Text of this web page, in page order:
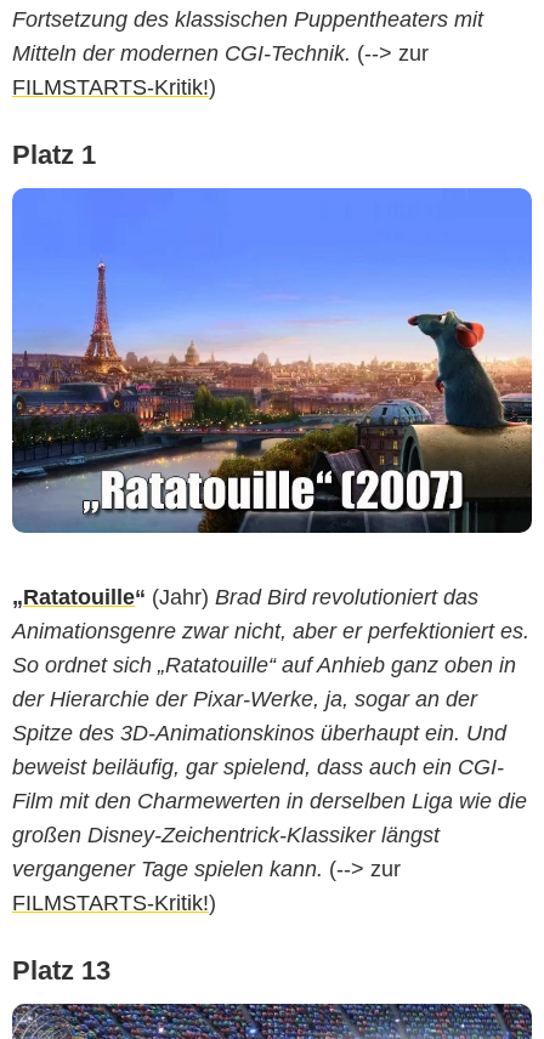
Fortsetzung des klassischen Puppentheaters mit
Mitteln der modernen CGI-Technik. (--> zur
FILMSTARTS-Kritik!)
Platz 1
„Ratatouille“ (Jahr) Brad Bird revolutioniert das
Animationsgenre zwar nicht, aber er perfektioniert es.
So ordnet sich „Ratatouille“ auf Anhieb ganz oben in
der Hierarchie der Pixar-Werke, ja, sogar an der
Spitze des 3D-Animationskinos überhaupt ein. Und
beweist beiläufig, gar spielend, dass auch ein CGI-
Film mit den Charmewerten in derselben Liga wie die
großen Disney-Zeichentrick-Klassiker längst
vergangener Tage spielen kann. (--> zur
FILMSTARTS-Kritik!)
Platz 13